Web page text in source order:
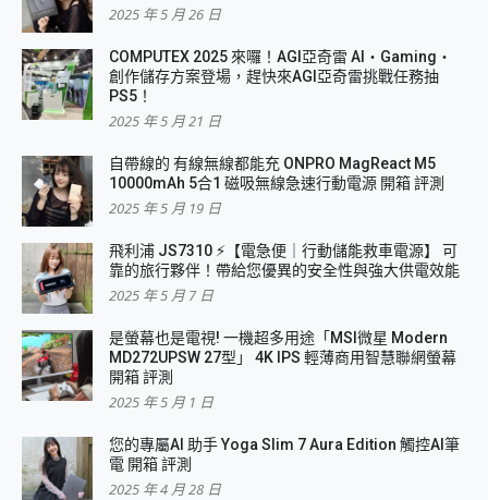
2025 年 5 月 26 日
COMPUTEX 2025 來囉！AGI亞奇雷 AI・Gaming・
創作儲存方案登場，趕快來AGI亞奇雷挑戰任務抽
PS5！
2025 年 5 月 21 日
自帶線的 有線無線都能充 ONPRO MagReact M5
10000mAh 5合1 磁吸無線急速行動電源 開箱 評測
2025 年 5 月 19 日
飛利浦 JS7310 ⚡【電急便｜行動儲能救車電源】 可
靠的旅行夥伴！帶給您優異的安全性與強大供電效能
2025 年 5 月 7 日
是螢幕也是電視! 一機超多用途「MSI微星 Modern
MD272UPSW 27型」 4K IPS 輕薄商用智慧聯網螢幕
開箱 評測
2025 年 5 月 1 日
您的專屬AI 助手 Yoga Slim 7 Aura Edition 觸控AI筆
電 開箱 評測
2025 年 4 月 28 日